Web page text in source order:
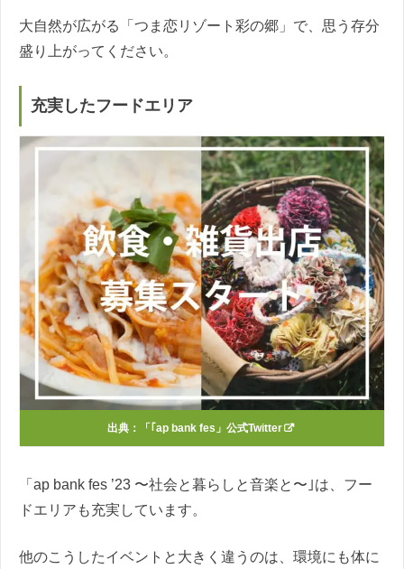
大自然が広がる「つま恋リゾート彩の郷」で、思う存分
盛り上がってください。
充実したフードエリア
出典： 「｢ap bank fes」公式Twitter
「ap bank fes ’23 〜社会と暮らしと音楽と〜｣は、フー
ドエリアも充実しています。
他のこうしたイベントと大きく違うのは、環境にも体に